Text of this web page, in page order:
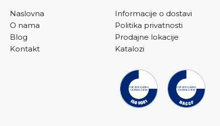
Naslovna
O nama
Blog
Kontakt
Informacije o dostavi
Politika privatnosti
Prodajne lokacije
Katalozi